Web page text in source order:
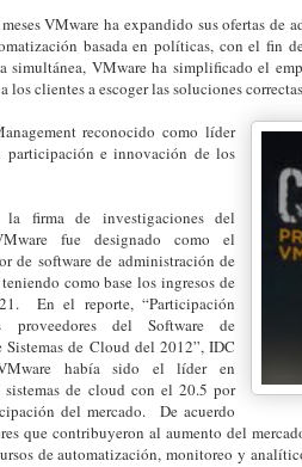
VMware ha expandido sus ofertas de
basada en políticas, con el fin
simultánea, VMware ha simplificado el
los clientes a escoger las soluciones
reconocido como líder
participación e innovación de los
la firma de investigaciones del
fue designado como el
de software de administración de
como base los ingresos de
En el reporte, “Participación
del Software de
de Cloud del 2012”, IDC
había sido el líder en
sistemas de cloud con el 20.5 por
del mercado. De acuerdo
que contribuyeron al aumento del
de automatización, monitoreo y